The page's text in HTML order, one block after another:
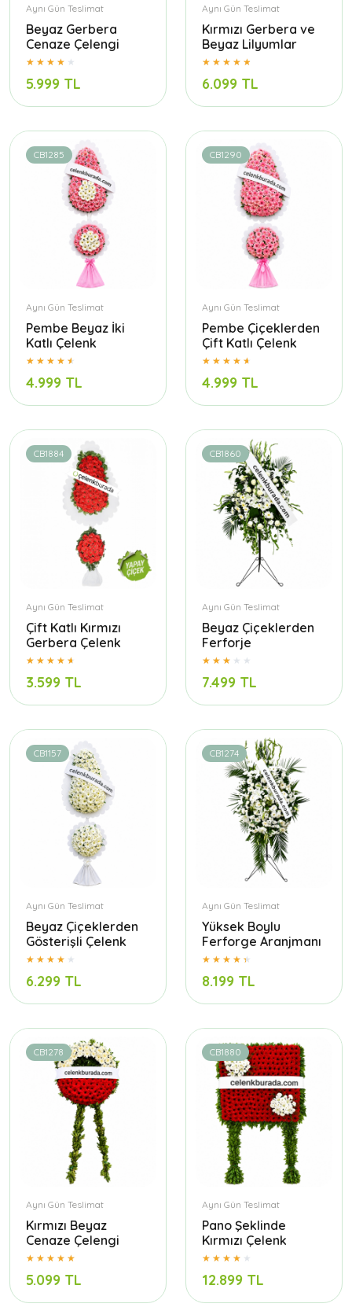
Aynı Gün Teslimat
Beyaz Gerbera
Cenaze Çelengi
5.999 TL
Aynı Gün Teslimat
Kırmızı Gerbera ve
Beyaz Lilyumlar
6.099 TL
CB1285
Aynı Gün Teslimat
Pembe Beyaz İki
Katlı Çelenk
4.999 TL
CB1290
Aynı Gün Teslimat
Pembe Çiçeklerden
Çift Katlı Çelenk
4.999 TL
CB1884
Aynı Gün Teslimat
Çift Katlı Kırmızı
Gerbera Çelenk
3.599 TL
CB1860
Aynı Gün Teslimat
Beyaz Çiçeklerden
Ferforje
7.499 TL
CB1157
Aynı Gün Teslimat
Beyaz Çiçeklerden
Gösterişli Çelenk
6.299 TL
CB1274
Aynı Gün Teslimat
Yüksek Boylu
Ferforge Aranjmanı
8.199 TL
CB1278
Aynı Gün Teslimat
Kırmızı Beyaz
Cenaze Çelengi
5.099 TL
CB1880
Aynı Gün Teslimat
Pano Şeklinde
Kırmızı Çelenk
12.899 TL